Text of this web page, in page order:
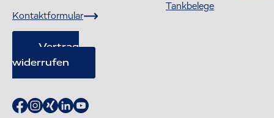
Kontaktformular
Vertrag
widerrufen
Tankbelege